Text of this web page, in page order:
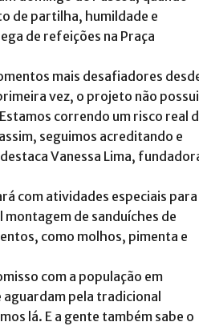
de partilha, humildade e
de refeições na Praça
mais desafiadores
vez, o projeto não possui
correndo um risco real
seguimos acreditando e
Vanessa Lima,
com atividades especiais para
de sanduíches de
como molhos, pimenta e
com a população em
pela tradicional
lá. E a gente também sabe o